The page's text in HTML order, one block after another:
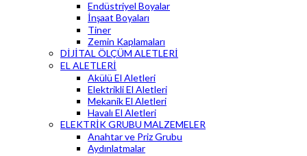
Endüstriyel Boyalar
İnşaat Boyaları
Tiner
Zemin Kaplamaları
DİJİTAL ÖLÇÜM ALETLERİ
EL ALETLERİ
Akülü El Aletleri
Elektrikli El Aletleri
Mekanik El Aletleri
Havalı El Aletleri
ELEKTRİK GRUBU MALZEMELER
Anahtar ve Priz Grubu
Aydınlatmalar